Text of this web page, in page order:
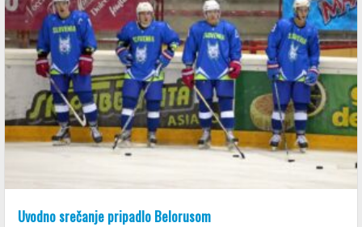
Uvodno srečanje pripadlo Belorusom